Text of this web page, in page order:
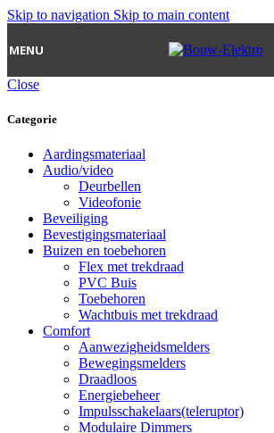
Skip to navigation Skip to main content
MENU
Close
Categorie
Aardingsmateriaal
Audio/video
Deurbellen
Videofonie
Beveiliging
Bevestigingsmateriaal
Buizen en toebehoren
Flex met trekdraad
PVC Buis
Toebehoren
Wachtbuis met trekdraad
Comfort
Aanwezigheidsmelders
Bewegingsmelders
Draadloos
Energiebeheer
Impulsschakelaars(teleruptor)
Modulaire Dimmers